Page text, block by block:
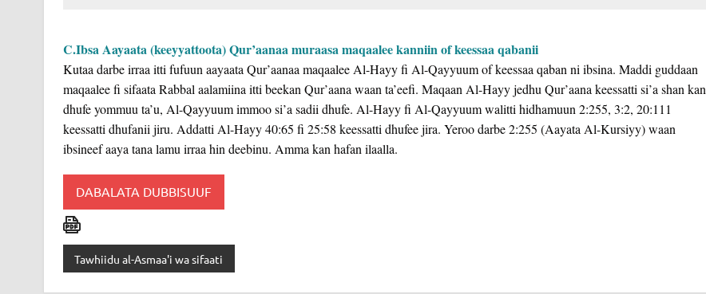
C.Ibsa Aayaata (keeyyattoota) Qur’aanaa muraasa maqaalee kanniin of keessaa qabanii
Kutaa darbe irraa itti fufuun aayaata Qur’aanaa maqaalee Al-Hayy fi Al-Qayyuum of keessaa qaban ni ibsina. Maddi guddaan
maqaalee fi sifaata Rabbal aalamiina itti beekan Qur’aana waan ta’eefi. Maqaan Al-Hayy jedhu Qur’aana keessatti si’a shan kan
dhufe yommuu ta’u, Al-Qayyuum immoo si’a sadii dhufe. Al-Hayy fi Al-Qayyuum walitti hidhamuun 2:255, 3:2, 20:111
keessatti dhufanii jiru. Addatti Al-Hayy 40:65 fi 25:58 keessatti dhufee jira. Yeroo darbe 2:255 (Aayata Al-Kursiyy) waan
ibsineef aaya tana lamu irraa hin deebinu. Amma kan hafan ilaalla.
DABALATA DUBBISUUF
Tawhiidu al-Asmaa'i wa sifaati